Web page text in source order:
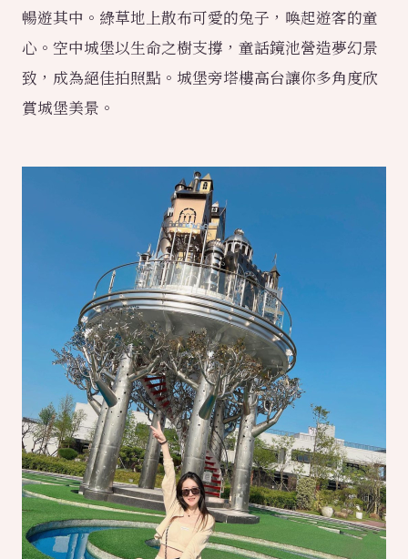
暢遊其中。綠草地上散布可愛的兔子，喚起遊客的童
心。空中城堡以生命之樹支撐，童話鏡池營造夢幻景
致，成為絕佳拍照點。城堡旁塔樓高台讓你多角度欣
賞城堡美景。